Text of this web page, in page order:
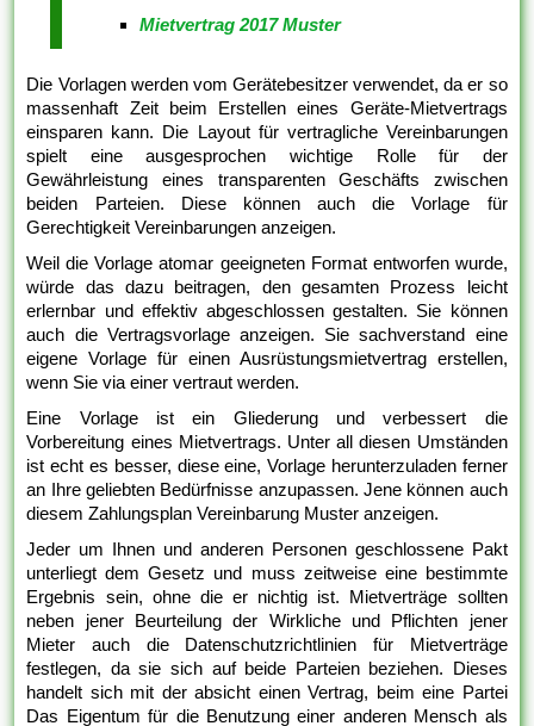
Mietvertrag 2017 Muster
Die Vorlagen werden vom Gerätebesitzer verwendet, da er so
massenhaft Zeit beim Erstellen eines Geräte-Mietvertrags
einsparen kann. Die Layout für vertragliche Vereinbarungen
spielt eine ausgesprochen wichtige Rolle für der
Gewährleistung eines transparenten Geschäfts zwischen
beiden Parteien. Diese können auch die Vorlage für
Gerechtigkeit Vereinbarungen anzeigen.
Weil die Vorlage atomar geeigneten Format entworfen wurde,
würde das dazu beitragen, den gesamten Prozess leicht
erlernbar und effektiv abgeschlossen gestalten. Sie können
auch die Vertragsvorlage anzeigen. Sie sachverstand eine
eigene Vorlage für einen Ausrüstungsmietvertrag erstellen,
wenn Sie via einer vertraut werden.
Eine Vorlage ist ein Gliederung und verbessert die
Vorbereitung eines Mietvertrags. Unter all diesen Umständen
ist echt es besser, diese eine, Vorlage herunterzuladen ferner
an Ihre geliebten Bedürfnisse anzupassen. Jene können auch
diesem Zahlungsplan Vereinbarung Muster anzeigen.
Jeder um Ihnen und anderen Personen geschlossene Pakt
unterliegt dem Gesetz und muss zeitweise eine bestimmte
Ergebnis sein, ohne die er nichtig ist. Mietverträge sollten
neben jener Beurteilung der Wirkliche und Pflichten jener
Mieter auch die Datenschutzrichtlinien für Mietverträge
festlegen, da sie sich auf beide Parteien beziehen. Dieses
handelt sich mit der absicht einen Vertrag, beim eine Partei
Das Eigentum für die Benutzung einer anderen Mensch als